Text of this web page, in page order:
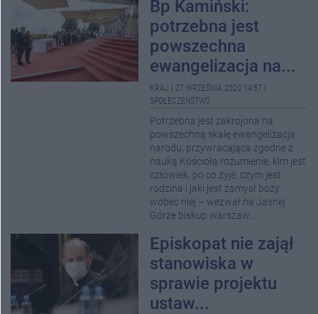
Bp Kamiński:
potrzebna jest
powszechna
ewangelizacja na...
KRAJ 27 WRZEŚNIA 2020 14:57
SPOŁECZEŃSTWO
Potrzebna jest zakrojona na
powszechną skalę ewangelizacja
narodu, przywracająca zgodne z
nauką Kościoła rozumienie, kim jest
człowiek, po co żyje, czym jest
rodzina i jaki jest zamysł boży
wobec niej – wezwał na Jasnej
Górze biskup warszaw...
Episkopat nie zajął
stanowiska w
sprawie projektu
ustaw...